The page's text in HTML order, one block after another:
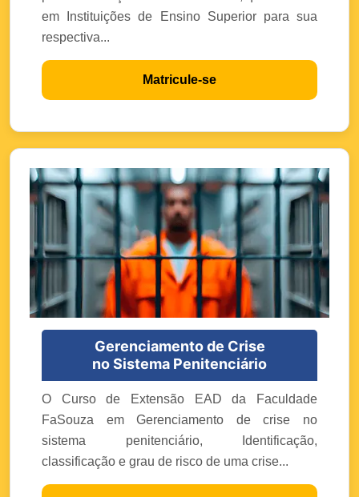
em Instituições de Ensino Superior para sua
respectiva...
Matricule-se
Gerenciamento de Crise
no Sistema Penitenciário
O Curso de Extensão EAD da Faculdade
FaSouza em Gerenciamento de crise no
sistema penitenciário, Identificação,
classificação e grau de risco de uma crise...